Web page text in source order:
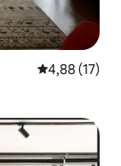
Note
4,88 (17)